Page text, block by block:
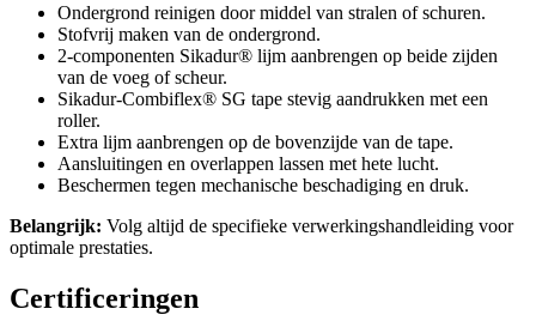
Ondergrond reinigen door middel van stralen of schuren.
Stofvrij maken van de ondergrond.
2-componenten Sikadur® lijm aanbrengen op beide zijden
van de voeg of scheur.
Sikadur-Combiflex® SG tape stevig aandrukken met een
roller.
Extra lijm aanbrengen op de bovenzijde van de tape.
Aansluitingen en overlappen lassen met hete lucht.
Beschermen tegen mechanische beschadiging en druk.
Belangrijk: Volg altijd de specifieke verwerkingshandleiding voor
optimale prestaties.
Certificeringen